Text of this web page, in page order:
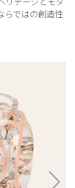
らではの創造性